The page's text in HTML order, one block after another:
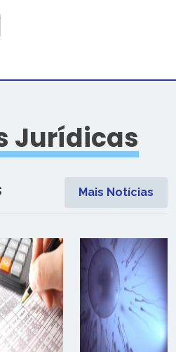
Jurídicas
Mais Notícias